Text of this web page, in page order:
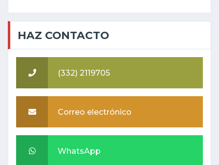
HAZ CONTACTO
(332) 2119705
Correo electrónico
WhatsApp